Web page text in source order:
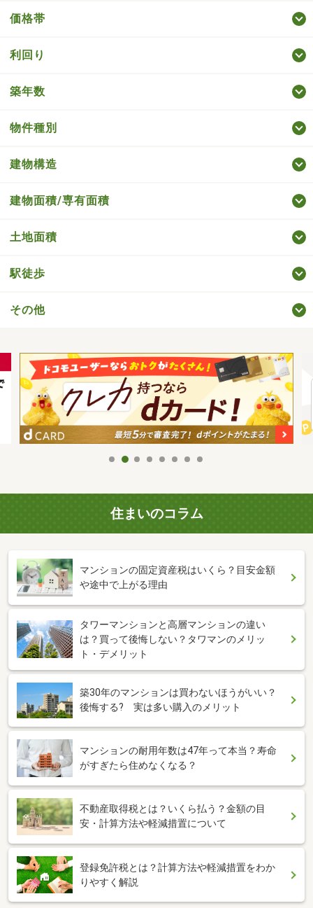
価格帯
利回り
築年数
物件種別
建物構造
建物面積/専有面積
土地面積
駅徒歩
その他
住まいのコラム
マンションの固定資産税はいくら？目安金額
や途中で上がる理由
タワーマンションと高層マンションの違い
は？買って後悔しない？タワマンのメリッ
ト・デメリット
築30年のマンションは買わないほうがいい？
後悔する? 実は多い購入のメリット
マンションの耐用年数は47年って本当？寿命
がすぎたら住めなくなる？
不動産取得税とは？いくら払う？金額の目
安・計算方法や軽減措置について
登録免許税とは？計算方法や軽減措置をわか
りやすく解説